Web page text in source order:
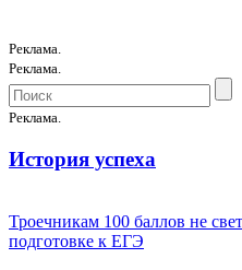
Реклама.
Реклама.
Реклама.
История успеха
Троечникам 100 баллов не
подготовке к ЕГЭ